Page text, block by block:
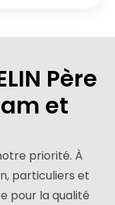
Père
et
priorité. À
particuliers et
pour la qualité